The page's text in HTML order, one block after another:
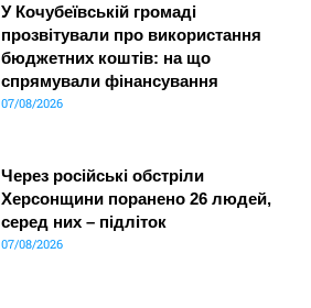
У Кочубеївській громаді
прозвітували про використання
бюджетних коштів: на що
спрямували фінансування
07/08/2026
Через російські обстріли
Херсонщини поранено 26 людей,
серед них – підліток
07/08/2026